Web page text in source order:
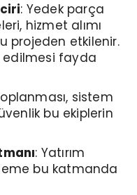
: Yedek parça
hizmet alımı
projeden etkilenir.
edilmesi fayda
sistem
bu ekiplerin
: Yatırım
bu katmanda